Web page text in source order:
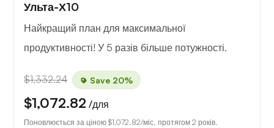
Ульта-Х10
Найкращий план для максимальної
продуктивності! У 5 разів більше потужності.
$1,332.24 Save 20%
$1,072.82 /для
Поновлюється за ціною $1,072.82/міс. протягом 2 років.